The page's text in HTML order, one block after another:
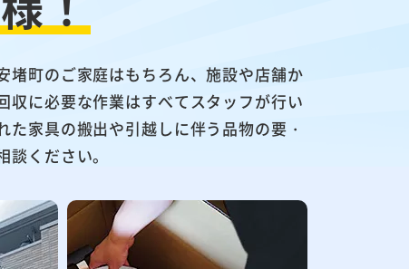
堵町のご家庭はもちろん、施設や店舗か
収に必要な作業はすべてスタッフが行い
た家具の搬出や引越しに伴う品物の要・
ください。